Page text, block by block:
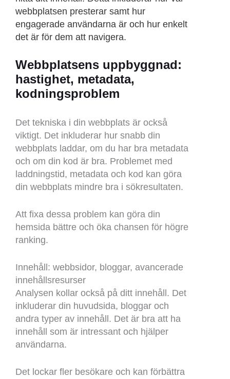
webbplatsen presterar samt hur
engagerade användarna är och hur enkelt
det är för dem att navigera.
Webbplatsens uppbyggnad:
hastighet, metadata,
kodningsproblem
Det tekniska i din webbplats är också
viktigt. Det inkluderar hur snabb din
webbplats laddar, om du har bra metadata
och om din kod är bra. Problemet med
laddningstid, metadata och kod kan göra
din webbplats mindre bra i sökresultaten.
Att fixa dessa problem kan göra din
hemsida bättre och öka chansen för högre
ranking.
Innehåll: webbsidor, bloggar, avancerade
innehållsresurser
Analysen kollar också på ditt innehåll. Det
inkluderar din huvudsida, bloggar och
andra typer av innehåll. Det är bra att ha
innehåll som är intressant och hjälper
användarna.
Det lockar fler besökare och kan förbättra